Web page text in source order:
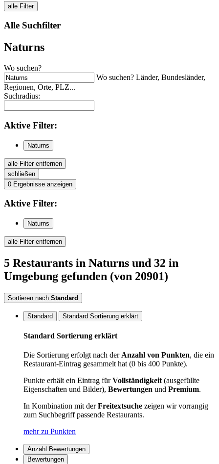
alle Filter
Alle Suchfilter
Naturns
Wo suchen?
Wo suchen? Länder, Bundesländer,
Regionen, Orte, PLZ...
Suchradius:
Aktive Filter:
Naturns
alle Filter entfernen
schließen
0 Ergebnisse anzeigen
Aktive Filter:
Naturns
alle Filter entfernen
5 Restaurants in Naturns und 32 in
Umgebung gefunden (von 20901)
Sortieren nach Standard
Standard Standard Sortierung erklärt
Standard Sortierung erklärt
Die Sortierung erfolgt nach derAnzahl von Punkten, die ein
Restaurant-Eintrag gesammelt hat (0 bis 400 Punkte).
Punkte erhält ein Eintrag fürVollständigkeit(ausgefüllte
Eigenschaften und Bilder), Bewertungen und Premium.
In Kombination mit derFreitextsuche zeigen wir vorrangig
zum Suchbegriff passende Restaurants.
mehr zu Punkten
Anzahl Bewertungen
Bewertungen